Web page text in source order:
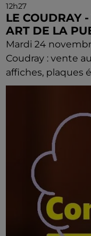
12h27
LE COUDRAY
ART DE LA
Mardi 24
Coudray : vente
affiches, plaques